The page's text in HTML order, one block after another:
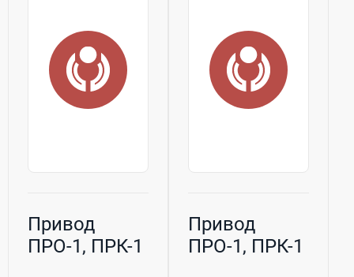
Привод
ПРО-1, ПРК-1
Привод
ПРО-1, ПРК-1